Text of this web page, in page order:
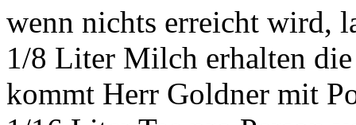
wenn nichts erreicht wird,
1/8 Liter Milch erhalten
kommt Herr Goldner mit